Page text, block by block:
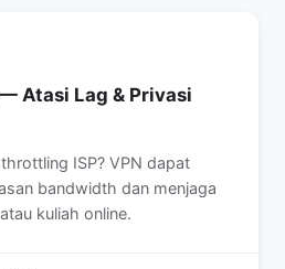
Atasi Lag & Privasi
ISP? VPN dapat
bandwidth dan menjaga
kuliah online.